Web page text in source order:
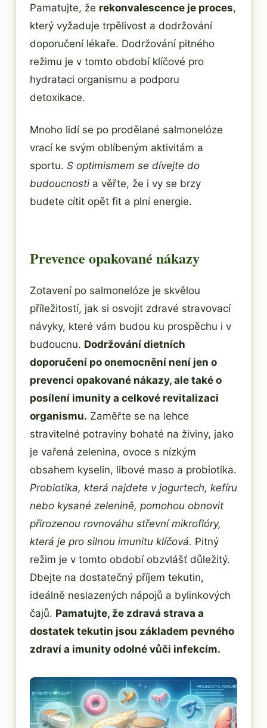
Pamatujte, že rekonvalescence je proces,
který vyžaduje trpělivost a dodržování
doporučení lékaře. Dodržování pitného
režimu je v tomto období klíčové pro
hydrataci organismu a podporu
detoxikace.
Mnoho lidí se po prodělané salmonelóze
vrací ke svým oblíbeným aktivitám a
sportu. S optimismem se dívejte do
budoucnosti a věřte, že i vy se brzy
budete cítit opět fit a plní energie.
Prevence opakované nákazy
Zotavení po salmonelóze je skvělou
příležitostí, jak si osvojit zdravé stravovací
návyky, které vám budou ku prospěchu i v
budoucnu. Dodržování dietních
doporučení po onemocnění není jen o
prevenci opakované nákazy, ale také o
posílení imunity a celkové revitalizaci
organismu. Zaměřte se na lehce
stravitelné potraviny bohaté na živiny, jako
je vařená zelenina, ovoce s nízkým
obsahem kyselin, libové maso a probiotika.
Probiotika, která najdete v jogurtech, kefíru
nebo kysané zelenině, pomohou obnovit
přirozenou rovnováhu střevní mikroflóry,
která je pro silnou imunitu klíčová. Pitný
režim je v tomto období obzvlášť důležitý.
Dbejte na dostatečný příjem tekutin,
ideálně neslazených nápojů a bylinkových
čajů. Pamatujte, že zdravá strava a
dostatek tekutin jsou základem pevného
zdraví a imunity odolné vůči infekcím.